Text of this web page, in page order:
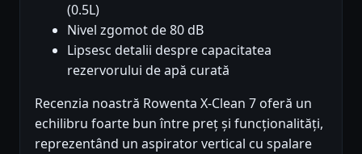
(0.5L)
Nivel zgomot de 80 dB
Lipsesc detalii despre capacitatea
rezervorului de apă curată
Recenzia noastră Rowenta X-Clean 7 oferă un
echilibru foarte bun între preț și funcționalități,
reprezentând un aspirator vertical cu spalare